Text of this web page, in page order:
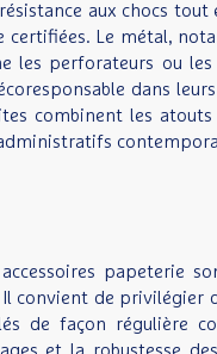
aux chocs
certifiées. Le métal,
les perforateurs ou
dans
combinent les
papeterie
convient de
de façon régulière